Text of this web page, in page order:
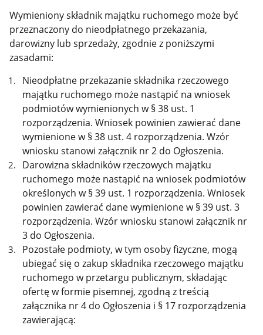
Wymieniony składnik majątku ruchomego może być
przeznaczony do nieodpłatnego przekazania,
darowizny lub sprzedaży, zgodnie z poniższymi
zasadami:
Nieodpłatne przekazanie składnika rzeczowego
majątku ruchomego może nastąpić na wniosek
podmiotów wymienionych w § 38 ust. 1
rozporządzenia. Wniosek powinien zawierać dane
wymienione w § 38 ust. 4 rozporządzenia. Wzór
wniosku stanowi załącznik nr 2 do Ogłoszenia.
Darowizna składników rzeczowych majątku
ruchomego może nastąpić na wniosek podmiotów
określonych w § 39 ust. 1 rozporządzenia. Wniosek
powinien zawierać dane wymienione w § 39 ust. 3
rozporządzenia. Wzór wniosku stanowi załącznik nr
3 do Ogłoszenia.
Pozostałe podmioty, w tym osoby fizyczne, mogą
ubiegać się o zakup składnika rzeczowego majątku
ruchomego w przetargu publicznym, składając
ofertę w formie pisemnej, zgodną z treścią
załącznika nr 4 do Ogłoszenia i § 17 rozporządzenia
zawierającą: